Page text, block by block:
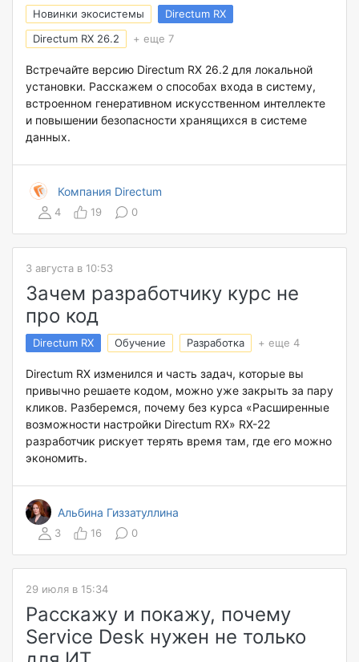
Новинки экосистемы
Directum RX
Directum RX 26.2
+ еще 7
Встречайте версию Directum RX 26.2 для локальной
установки. Расскажем о способах входа в систему,
встроенном генеративном искусственном интеллекте
и повышении безопасности хранящихся в системе
данных.
Компания Directum
4 19 0
3 августа в 10:53
Зачем разработчику курс не
про код
Directum RX Обучение Разработка + еще 4
Directum RX изменился и часть задач, которые вы
привычно решаете кодом, можно уже закрыть за пару
кликов. Разберемся, почему без курса «Расширенные
возможности настройки Directum RX» RX-22
разработчик рискует терять время там, где его можно
экономить.
Альбина Гиззатуллина
3 16 0
29 июля в 15:34
Расскажу и покажу, почему
Service Desk нужен не только